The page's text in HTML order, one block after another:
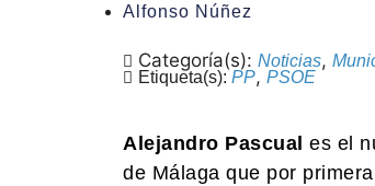
Alfonso Núñez
Categoría(s): Noticias,
Etiqueta(s): PP, PSOE
Alejandro Pascual es el
de Málaga que por